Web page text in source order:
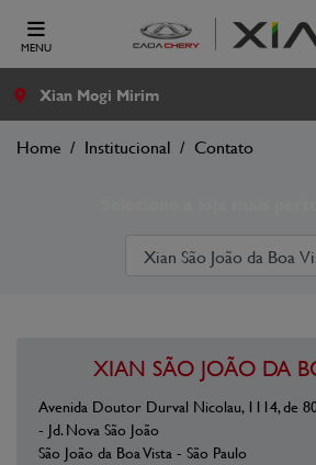
MENU
Xian Mogi Mirim
Home Institucional Contato
XIAN SÃO JOÃO DA
Avenida Doutor Durval Nicolau, 1114, de
- Jd. Nova São João
São João da Boa Vista - São Paulo